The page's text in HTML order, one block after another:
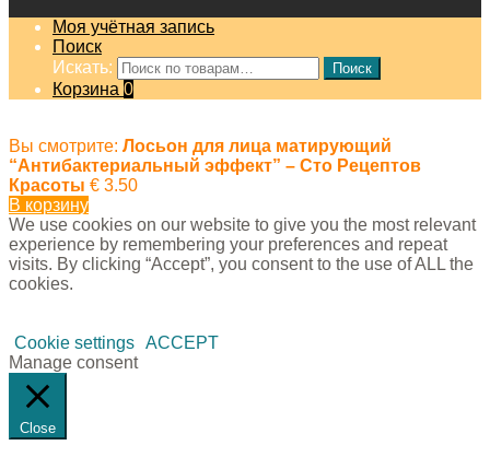
Моя учётная запись
Поиск
Искать:
Поиск
Корзина 0
Вы смотрите: Лосьон для лица матирующий
“Антибактериальный эффект” – Сто Рецептов
Красоты € 3.50
В корзину
We use cookies on our website to give you the most relevant
experience by remembering your preferences and repeat
visits. By clicking “Accept”, you consent to the use of ALL the
cookies.
Cookie settings ACCEPT
Manage consent
Close